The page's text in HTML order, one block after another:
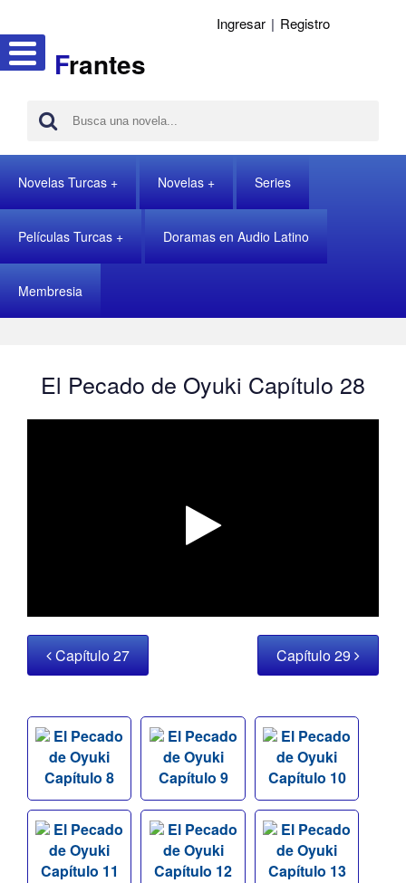
Frantes
Ingresar | Registro
Novelas Turcas Novelas Series
Películas Turcas Doramas en Audio Latino
Membresia
El Pecado de Oyuki Capítulo 28
Capítulo 27 Capítulo 29
El Pecado
de Oyuki
Capítulo 8
El Pecado
de Oyuki
Capítulo 9
El Pecado
de Oyuki
Capítulo 10
El Pecado
de Oyuki
Capítulo 11
El Pecado
de Oyuki
Capítulo 12
El Pecado
de Oyuki
Capítulo 13